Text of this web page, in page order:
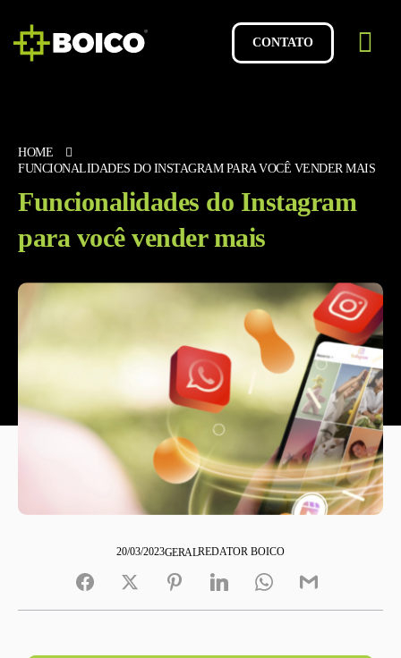
CONTATO
HOME
FUNCIONALIDADES DO INSTAGRAM PARA VOCÊ VENDER MAIS
Funcionalidades do Instagram
para você vender mais
20/03/2023GERALREDATOR BOICO